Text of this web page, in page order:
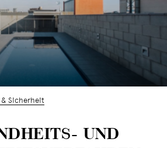
& Sicherheit
UND